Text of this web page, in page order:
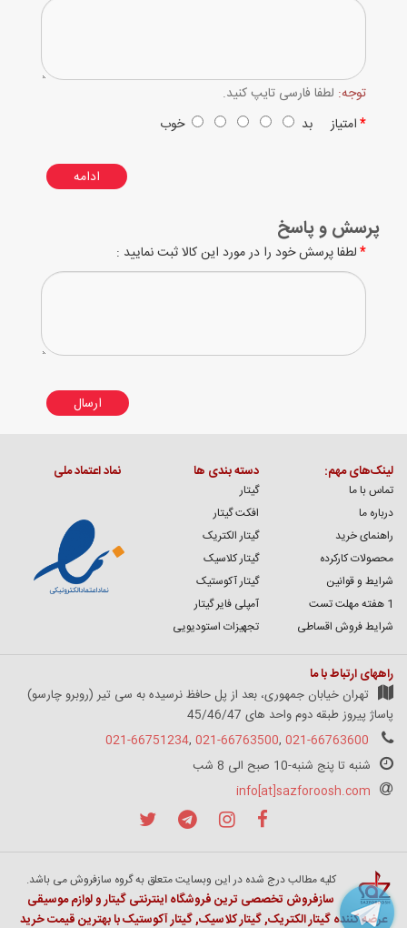
توجه: لطفا فارسی تایپ کنید.
امتیازبد خوب
ادامه
پرسش و پاسخ
لطفا پرسش خود را در مورد این کالا ثبت نمایید :
ارسال
لینک‌های مهم:
تماس با ما
درباره ما
راهنمای خرید
محصولات کارکرده
شرایط و قوانین
1 هفته مهلت تست
شرایط فروش اقساطی
دسته بندی ها
گیتار
افکت گیتار
گیتار الکتریک
گیتار کلاسیک
گیتار آکوستیک
آمپلی فایر گیتار
تجهیزات استودیویی
نماد اعتماد ملی
راههای ارتباط با ما
تهران خیابان جمهوری، بعد از پل حافظ نرسیده به سی تیر (روبرو چارسو)
پاساژ پیروز طبقه دوم واحد های 45/46/47
021-66763600
,
021-66763500
,
021-66751234
شنبه تا پنج شنبه-10 صبح الی 8 شب
info[at]sazforoosh.com
کلیه مطالب درج شده در این وبسایت متعلق به گروه سازفروش می باشد.
سازفروش تخصصی ترین فروشگاه اینترنتی گیتار و لوازم موسیقی
عرضه کننده گیتار الکتریک, گیتار کلاسیک, گیتار آکوستیک با بهترین قیمت خرید